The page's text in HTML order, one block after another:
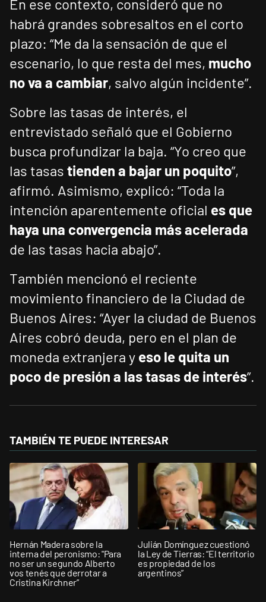
En ese contexto, consideró que no
habrá grandes sobresaltos en el corto
plazo: “Me da la sensación de que el
escenario, lo que resta del mes, mucho
no va a cambiar, salvo algún incidente”.
Sobre las tasas de interés, el
entrevistado señaló que el Gobierno
busca profundizar la baja. “Yo creo que
las tasas tienden a bajar un poquito”,
afirmó. Asimismo, explicó: “Toda la
intención aparentemente oficial es que
haya una convergencia más acelerada
de las tasas hacia abajo”.
También mencionó el reciente
movimiento financiero de la Ciudad de
Buenos Aires: “Ayer la ciudad de Buenos
Aires cobró deuda, pero en el plan de
moneda extranjera y eso le quita un
poco de presión a las tasas de interés”.
TAMBIÉN TE PUEDE INTERESAR
Hernán Madera sobre la
interna del peronismo: "Para
no ser un segundo Alberto
vos tenés que derrotar a
Cristina Kirchner”
Julián Domínguez cuestionó
la Ley de Tierras: “El territorio
es propiedad de los
argentinos”